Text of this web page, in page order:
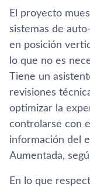
El proyecto
sistemas de
en posición
lo que no es
Tiene un
revisiones
optimizar la
controlarse con
información del
Aumentada,
En lo que